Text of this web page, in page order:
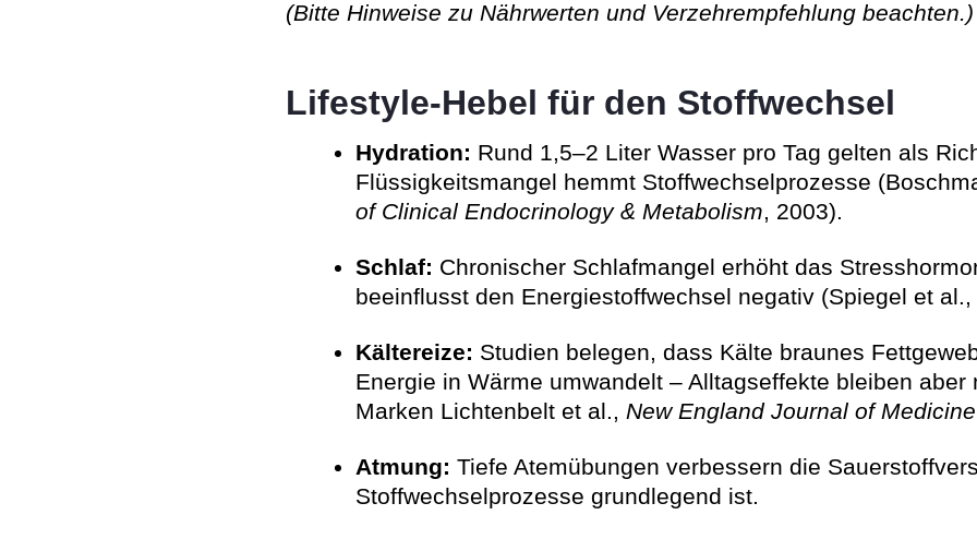
(Bitte Hinweise zu Nährwerten und Verzehrempfehlung beachten.)
Lifestyle-Hebel für den Stoffwechsel
Hydration: Rund 1,5–2 Liter Wasser pro Tag gelten als
Flüssigkeitsmangel hemmt Stoffwechselprozesse
of Clinical Endocrinology & Metabolism, 2003).
Schlaf: Chronischer Schlafmangel erhöht das
beeinflusst den Energiestoffwechsel negativ (Spiegel et al.,
Kältereize: Studien belegen, dass Kälte braunes
Energie in Wärme umwandelt – Alltagseffekte bleiben aber
Marken Lichtenbelt et al., New England Journal of Medicine
Atmung: Tiefe Atemübungen verbessern die
Stoffwechselprozesse grundlegend ist.